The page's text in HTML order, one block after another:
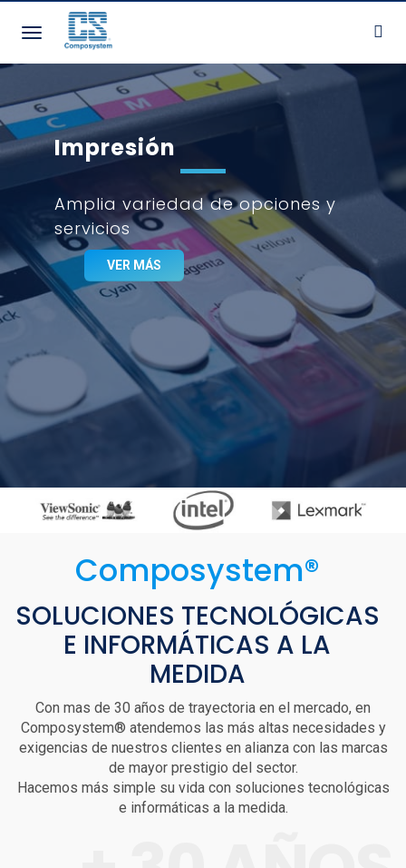
Toggle navigation
Impresión
Amplia variedad de opciones y
servicios
VER MÁS
Composystem®
SOLUCIONES TECNOLÓGICAS
E INFORMÁTICAS A LA
MEDIDA
Con mas de 30 años de trayectoria en el mercado, en
Composystem® atendemos las más altas necesidades y
exigencias de nuestros clientes en alianza con las marcas
de mayor prestigio del sector.
Hacemos más simple su vida con soluciones tecnológicas
e informáticas a la medida.